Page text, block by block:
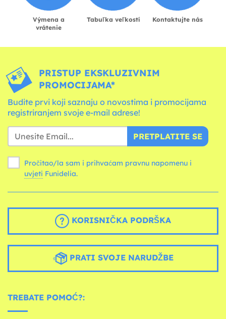
Výmena a
vrátenie
Tabuľka veľkostí Kontaktujte nás
PRISTUP EKSKLUZIVNIM
PROMOCIJAMA*
Budite prvi koji saznaju o novostima i promocijama
registriranjem svoje e-mail adrese!
PRETPLATITE SE
Pročitao/la sam i prihvaćam pravnu napomenu i
uvjeti Funidelia.
KORISNIČKA PODRŠKA
PRATI SVOJE NARUDŽBE
TREBATE POMOĆ?: